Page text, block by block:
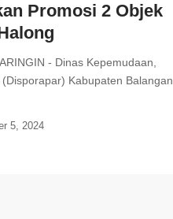
Promosi 2 Objek
- Dinas Kepemudaan,
Kabupaten Balangan
5, 2024